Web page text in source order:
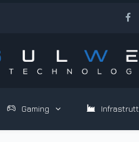
Gaming